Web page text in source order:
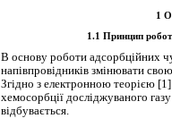
1
1.1 Принцип
В основу роботи адсорбційних
напівпровідників змінювати
Згідно з електронною теорією
хемосорбції досліджуваного
відбувається.